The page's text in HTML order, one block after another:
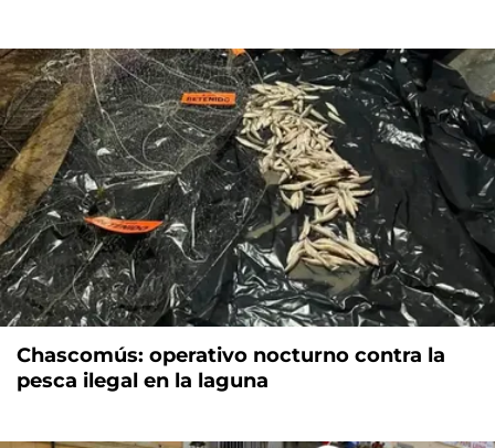
Chascomús: operativo nocturno contra la
pesca ilegal en la laguna